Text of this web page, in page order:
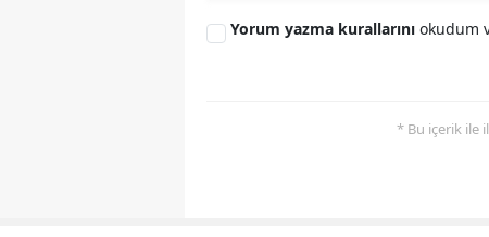
Yorum yazma kurallarını okudum
* Bu içerik ile